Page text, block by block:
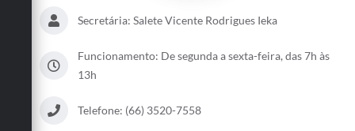
Secretária: Salete Vicente Rodrigues Ieka
Funcionamento: De segunda a sexta-feira, das 7h às
13h
Telefone: (66) 3520-7558